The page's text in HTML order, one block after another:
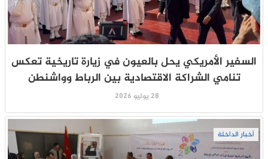
السفير الأمريكي يحل بالعيون في زيارة تاريخية تعكس
تنامي الشراكة الاقتصادية بين الرباط وواشنطن
28 يوليو 2026
أخبار الداخلة